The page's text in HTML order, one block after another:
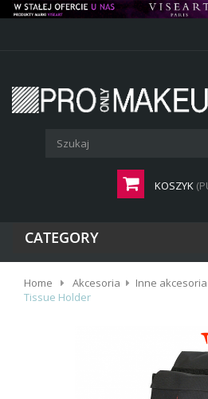
KOSZYK
CATEGORY
Home Akcesoria Inne akcesoria
Tissue Holder